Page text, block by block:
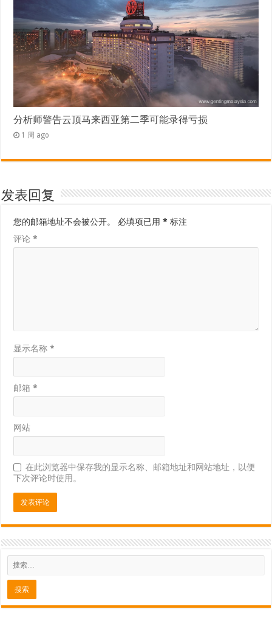
分析师警告云顶马来西亚第二季可能录得亏损
1 周 ago
发表回复
您的邮箱地址不会被公开。 必填项已用* 标注
评论*
显示名称*
邮箱*
网站
在此浏览器中保存我的显示名称、邮箱地址和网站地址，以便
下次评论时使用。